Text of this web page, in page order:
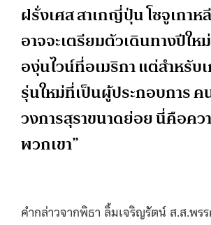
ฝรั่งเศส สาเกญี่ปุ่น โซจูเกา
อาจจะเตรียมตัวเดินทางปีให
องุ่นไวน์ที่อเมริกา แต่สำหรั
รุ่นใหม่ที่เป็นผู้ประกอบการ
วงการสุราขนาดย่อย นี่คือค
พวกเขา”
คำกล่าวจากพิธา ลิ้มเจริญรัตน์ ส.ส.พร